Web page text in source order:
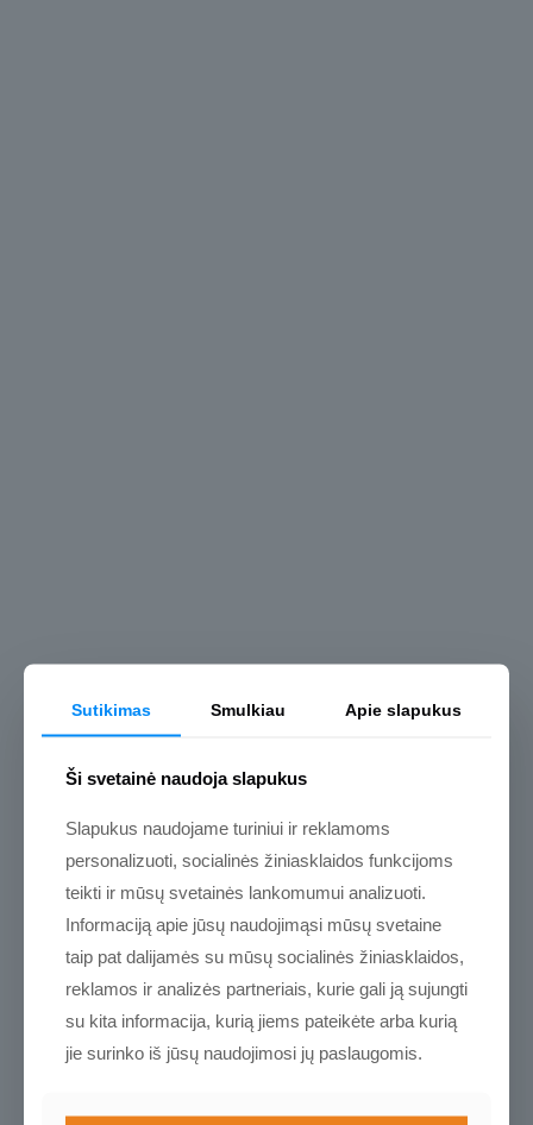
Sutikimas Smulkiau Apie slapukus
Ši svetainė naudoja slapukus
Slapukus naudojame turiniui ir reklamoms
personalizuoti, socialinės žiniasklaidos funkcijoms
teikti ir mūsų svetainės lankomumui analizuoti.
Informaciją apie jūsų naudojimąsi mūsų svetaine
taip pat dalijamės su mūsų socialinės žiniasklaidos,
reklamos ir analizės partneriais, kurie gali ją sujungti
su kita informacija, kurią jiems pateikėte arba kurią
jie surinko iš jūsų naudojimosi jų paslaugomis.